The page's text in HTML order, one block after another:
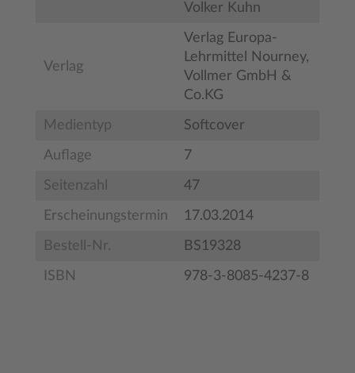
Volker Kuhn
Verlag
Verlag Europa-
Lehrmittel Nourney,
Vollmer GmbH &
Co.KG
Medientyp Softcover
Auflage 7
Seitenzahl 47
Erscheinungstermin 17.03.2014
Bestell-Nr. BS19328
ISBN 978-3-8085-4237-8